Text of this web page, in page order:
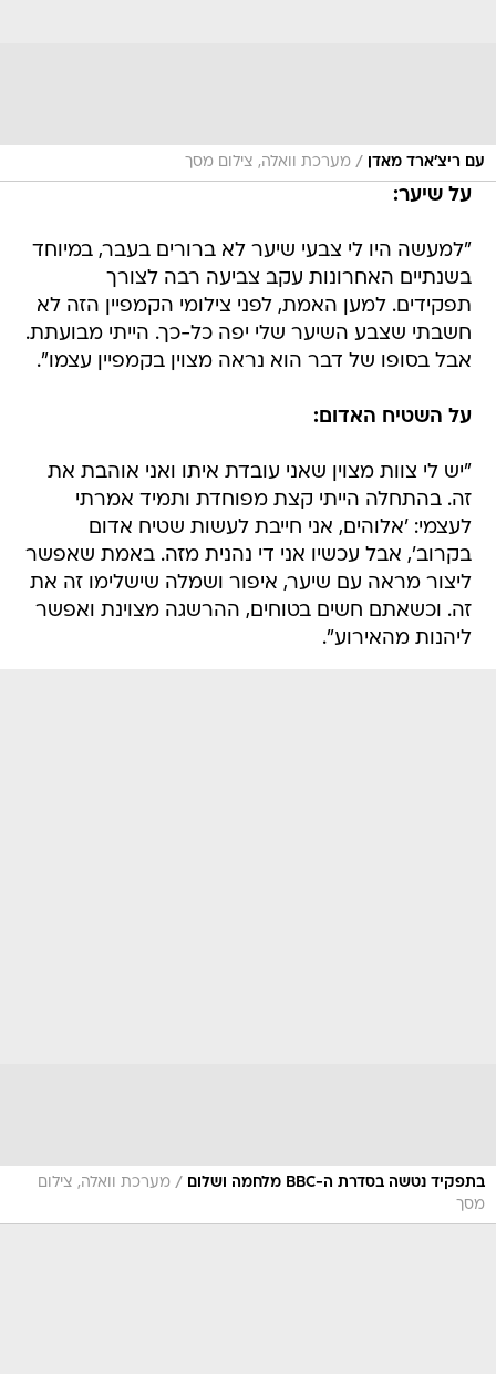
עם ריצ'ארד מאדן / מערכת וואלה, צילום מסך
על שיער:
"למעשה היו לי צבעי שיער לא ברורים בעבר, במיוחד
בשנתיים האחרונות עקב צביעה רבה לצורך
תפקידים. למען האמת, לפני צילומי הקמפיין הזה לא
חשבתי שצבע השיער שלי יפה כל-כך. הייתי מבועתת.
אבל בסופו של דבר הוא נראה מצוין בקמפיין עצמו".
על השטיח האדום:
"יש לי צוות מצוין שאני עובדת איתו ואני אוהבת את
זה. בהתחלה הייתי קצת מפוחדת ותמיד אמרתי
לעצמי: 'אלוהים, אני חייבת לעשות שטיח אדום
בקרוב', אבל עכשיו אני די נהנית מזה. באמת שאפשר
ליצור מראה עם שיער, איפור ושמלה שישלימו זה את
זה. וכשאתם חשים בטוחים, ההרשגה מצוינת ואפשר
ליהנות מהאירוע".
בתפקיד נטשה בסדרת ה-BBC מלחמה ושלום / מערכת וואלה, צילום
מסך